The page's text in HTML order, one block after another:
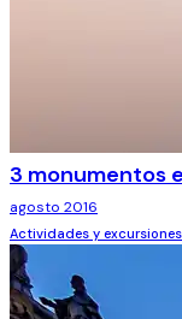
3 monumentos
agosto 2016
Actividades y excursiones